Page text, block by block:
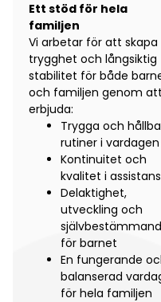
Ett stöd för hela
familjen
Vi arbetar för att skapa
trygghet och långsiktig
stabilitet för både
och familjen genom att
erbjuda:
Trygga och
rutiner i vardagen
Kontinuitet och
kvalitet i
Delaktighet,
utveckling och
för barnet
En fungerande
balanserad
för hela familjen